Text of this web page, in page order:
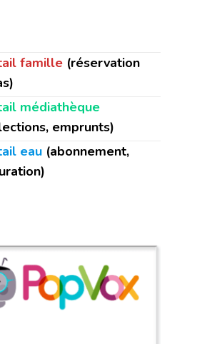
famille (réservation
médiathèque
emprunts)
eau (abonnement,